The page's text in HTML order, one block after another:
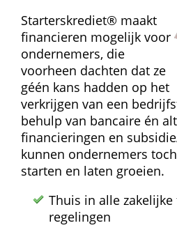
Starterskrediet® maakt
financieren mogelijk voor
ondernemers, die
voorheen dachten dat ze
géén kans hadden op het
verkrijgen van een
behulp van bancaire én
financieringen en
kunnen ondernemers
starten en laten groeien.
Thuis in alle
regelingen